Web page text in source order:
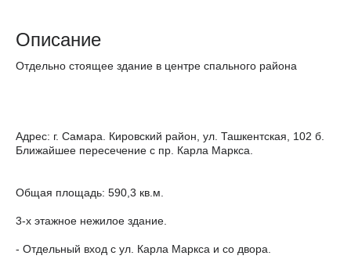
Описание
Отдельно стоящее здание в центре спального района
Адрес: г. Самара. Кировский район, ул. Ташкентская, 102 б.
Ближайшее пересечение с пр. Карла Маркса.
Общая площадь: 590,3 кв.м.
3-х этажное нежилое здание.
- Отдельный вход с ул. Карла Маркса и со двора.